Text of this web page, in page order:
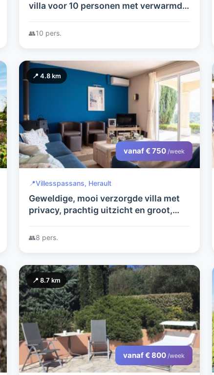
villa voor 10 personen met verwarmd
👥10 pers.
📍 4.8 km
vanaf € 750 /week
📍Villesspassans, Herault
Geweldige, mooi verzorgde villa met
privacy, prachtig uitzicht en groot,
👥8 pers.
📍 8.7 km
vanaf € 800 /week